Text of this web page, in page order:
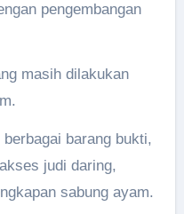
pengembangan
masih dilakukan
barang bukti,
judi daring,
sabung ayam.